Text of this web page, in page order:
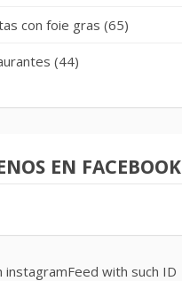
con foie gras (65)
(44)
EN FACEBOOK
instagramFeed with such ID